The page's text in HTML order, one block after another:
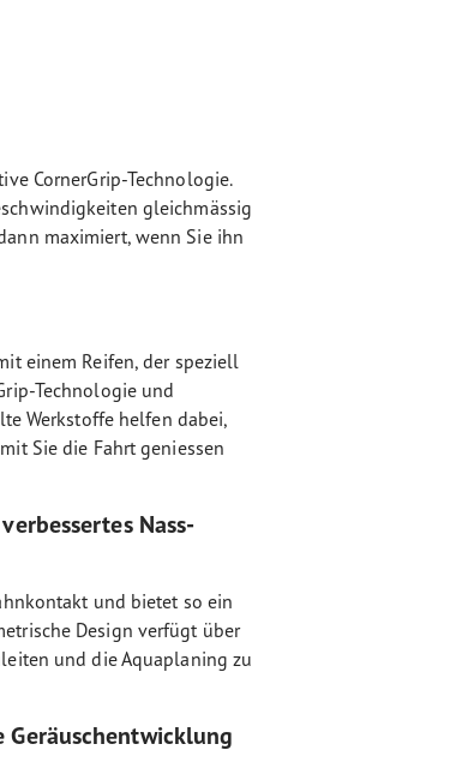
CornerGrip-Technologie.
gleichmässig
maximiert, wenn Sie ihn
einem Reifen, der speziell
Technologie und
Werkstoffe helfen dabei,
Sie die Fahrt geniessen
Nass-
und bietet so ein
Design verfügt über
und die Aquaplaning zu